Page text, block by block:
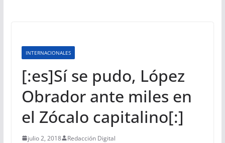
INTERNACIONALES
[:es]Sí se pudo, López
Obrador ante miles en
el Zócalo capitalino[:]
julio 2, 2018 Redacción Digital